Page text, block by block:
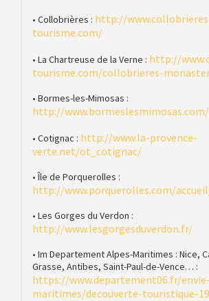
• Collobrières : http://
tourisme.com/
• La Chartreuse de la Verne : http://
tourisme.com/collobrieres-
• Bormes-les-Mimosas :
http://www.bormeslesmimosas.com/
• Cotignac : http://www.la-provence-
verte.net/ot_cotignac/
• Île de Porquerolles :
http://www.porquerolles.com/
• Les Gorges du Verdon :
http://www.lesgorgesduverdon.fr/
• Im Departement Alpes-Maritimes : Nice,
Grasse, Antibes, Saint-Paul-de-Vence… :
https://www.departement06.fr/
maritimes/decouverte-touristique-